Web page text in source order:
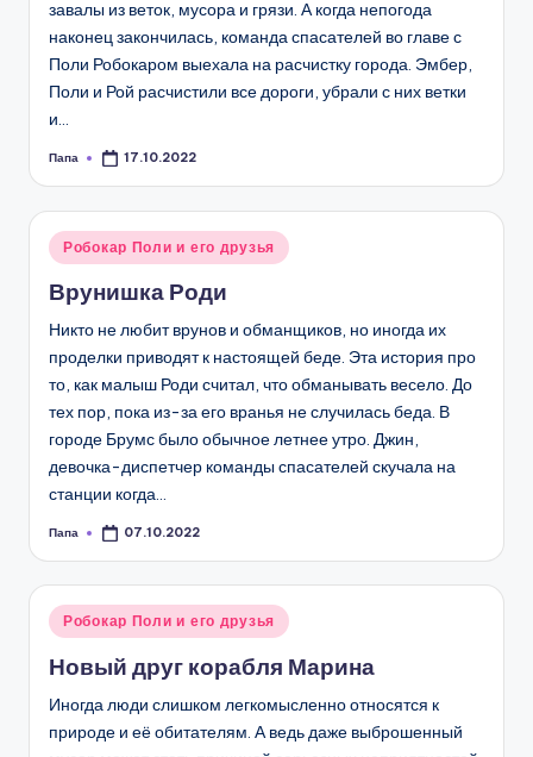
завалы из веток, мусора и грязи. А когда непогода
наконец закончилась, команда спасателей во главе с
Поли Робокаром выехала на расчистку города. Эмбер,
Поли и Рой расчистили все дороги, убрали с них ветки
и…
Запись
Папа 17.10.2022
Опубликовано
Робокар Поли и его друзья
Врунишка Роди
Никто не любит врунов и обманщиков, но иногда их
проделки приводят к настоящей беде. Эта история про
то, как малыш Роди считал, что обманывать весело. До
тех пор, пока из-за его вранья не случилась беда. В
городе Брумс было обычное летнее утро. Джин,
девочка-диспетчер команды спасателей скучала на
станции когда…
Запись
Папа 07.10.2022
Опубликовано
Робокар Поли и его друзья
Новый друг корабля Марина
Иногда люди слишком легкомысленно относятся к
природе и её обитателям. А ведь даже выброшенный